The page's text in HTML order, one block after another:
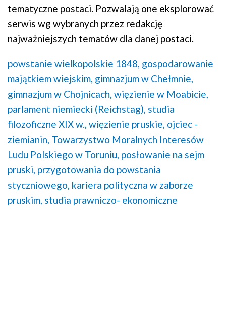
tematyczne postaci. Pozwalają one eksplorować
serwis wg wybranych przez redakcję
najważniejszych tematów dla danej postaci.
powstanie wielkopolskie 1848, gospodarowanie
majątkiem wiejskim, gimnazjum w Chełmnie,
gimnazjum w Chojnicach, więzienie w Moabicie,
parlament niemiecki (Reichstag), studia
filozoficzne XIX w., więzienie pruskie, ojciec -
ziemianin, Towarzystwo Moralnych Interesów
Ludu Polskiego w Toruniu, posłowanie na sejm
pruski, przygotowania do powstania
styczniowego, kariera polityczna w zaborze
pruskim, studia prawniczo- ekonomiczne